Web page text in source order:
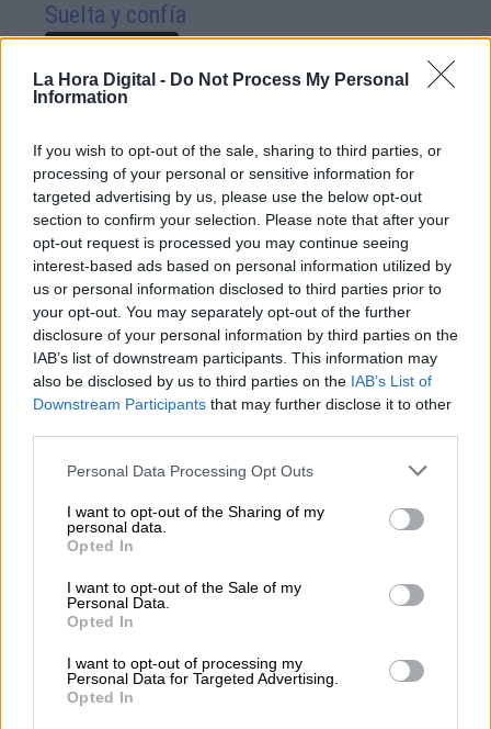
La Hora Digital - Do Not Process My Personal
Information
If you wish to opt-out of the sale, sharing to third parties, or
processing of your personal or sensitive information for
targeted advertising by us, please use the below opt-out
section to confirm your selection. Please note that after your
opt-out request is processed you may continue seeing
interest-based ads based on personal information utilized by
us or personal information disclosed to third parties prior to
your opt-out. You may separately opt-out of the further
disclosure of your personal information by third parties on the
IAB’s list of downstream participants. This information may
also be disclosed by us to third parties on the IAB’s List of
Downstream Participants that may further disclose it to other
Personal Data Processing Opt Outs
I want to opt-out of the Sharing of my
personal data.
Opted In
I want to opt-out of the Sale of my
Personal Data.
Opted In
I want to opt-out of processing my
Personal Data for Targeted Advertising.
Opted In
Suelta y confía
Por María Comesaña
El Conflicto de Oriente Medio:
Un Nuevo Orden Autoritario
en Construcción
Por Álvaro Frutos Rosado y Gabinete
Geopolítica de Crisis
Reconquista leonesa
Por Carlos Miranda
Clara Campoamor: Mi sueño,
mi pesadilla
NOTICIAS MAS VISTAS